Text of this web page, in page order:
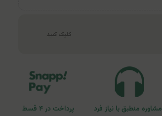
مشاوره منطبق با نیاز فرد پرداخت در ۴ قسط